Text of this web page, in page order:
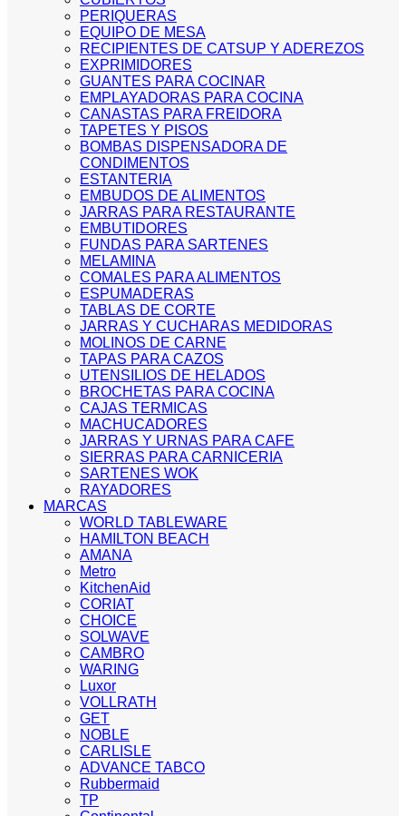
PERIQUERAS
EQUIPO DE MESA
RECIPIENTES DE CATSUP Y ADEREZOS
EXPRIMIDORES
GUANTES PARA COCINAR
EMPLAYADORAS PARA COCINA
CANASTAS PARA FREIDORA
TAPETES Y PISOS
BOMBAS DISPENSADORA DE
CONDIMENTOS
ESTANTERIA
EMBUDOS DE ALIMENTOS
JARRAS PARA RESTAURANTE
EMBUTIDORES
FUNDAS PARA SARTENES
MELAMINA
COMALES PARA ALIMENTOS
ESPUMADERAS
TABLAS DE CORTE
JARRAS Y CUCHARAS MEDIDORAS
MOLINOS DE CARNE
TAPAS PARA CAZOS
UTENSILIOS DE HELADOS
BROCHETAS PARA COCINA
CAJAS TERMICAS
MACHUCADORES
JARRAS Y URNAS PARA CAFE
SIERRAS PARA CARNICERIA
SARTENES WOK
RAYADORES
MARCAS
WORLD TABLEWARE
HAMILTON BEACH
AMANA
Metro
KitchenAid
CORIAT
CHOICE
SOLWAVE
CAMBRO
WARING
Luxor
VOLLRATH
GET
NOBLE
CARLISLE
ADVANCE TABCO
Rubbermaid
TP